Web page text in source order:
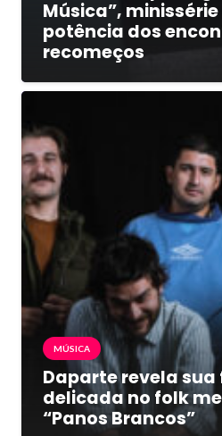
Música”,
potência dos
recomeços
MÚSICA
Daparte revela sua
delicada no folk
“Panos Brancos”